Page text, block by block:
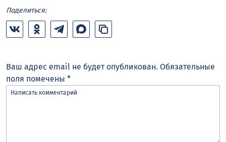
Поделиться:
Ваш адрес email не будет опубликован. Обязательные
поля помечены *